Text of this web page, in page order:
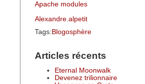
Apache modules
Alexandre.alpetit
Tags: Blogosphère
Articles récents
Eternal Moonwalk
Devenez trilionnaire